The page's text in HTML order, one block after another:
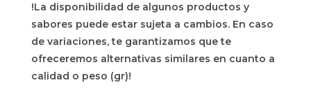
!La disponibilidad de algunos productos y
sabores puede estar sujeta a cambios. En caso
de variaciones, te garantizamos que te
ofreceremos alternativas similares en cuanto a
calidad o peso (gr)!